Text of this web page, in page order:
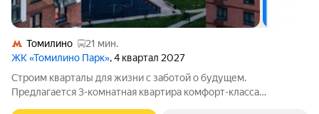
Томилино
21 мин.
ЖК «Томилино Парк», 4 квартал 2027
Строим кварталы для жизни с заботой о будущем.
Предлагается 3-комнатная квартира комфорт-класса